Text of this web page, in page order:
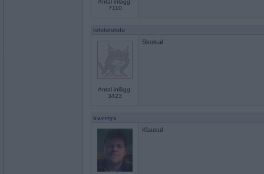
Antal inlägg:
7110
lolololololo
Antal inlägg:
3423
Skolsal
travmys
Klausul